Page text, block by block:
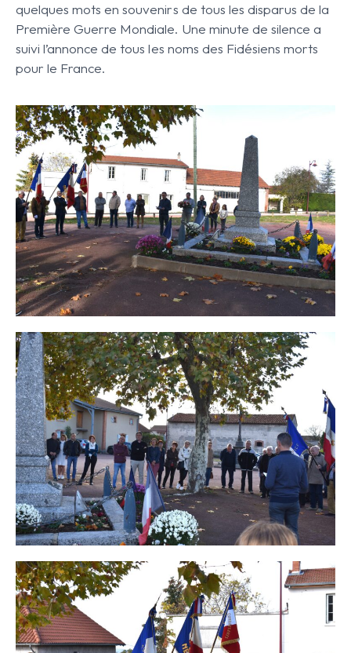
quelques mots en souvenirs de tous les disparus de la
Première Guerre Mondiale. Une minute de silence a
suivi l’annonce de tous les noms des Fidésiens morts
pour le France.